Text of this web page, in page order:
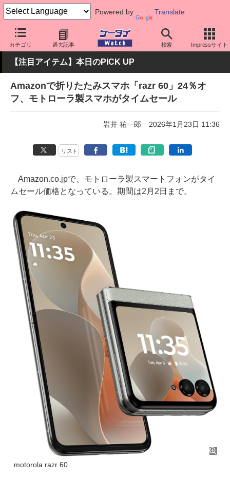
Powered by Translate
カテゴリ 過去記事 検索 Impressサイト
ケータイ Watch OS Android モトローラ
【注目アイテム】本日のPICK UP
Amazonで折りたたみスマホ「razr 60」24％オ
フ、モトローラ製スマホがタイムセール
岩井 祐一郎 2026年1月23日 11:36
リスト
Amazon.co.jpで、モトローラ製スマートフォンがタイ
ムセール価格となっている。期間は2月2日まで。
motorola razr 60